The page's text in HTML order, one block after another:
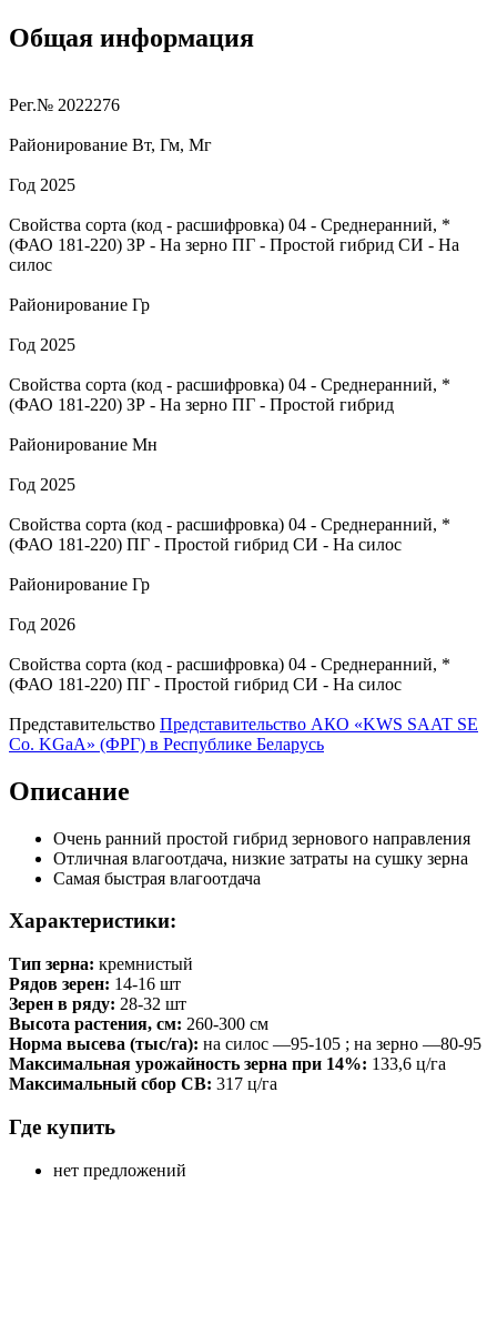
Общая информация
Рег.№ 2022276
Районирование Вт, Гм, Мг
Год 2025
Свойства сорта (код - расшифровка) 04 - Среднеранний, *
(ФАО 181-220) ЗР - На зерно ПГ - Простой гибрид СИ - На
силос
Районирование Гр
Год 2025
Свойства сорта (код - расшифровка) 04 - Среднеранний, *
(ФАО 181-220) ЗР - На зерно ПГ - Простой гибрид
Районирование Мн
Год 2025
Свойства сорта (код - расшифровка) 04 - Среднеранний, *
(ФАО 181-220) ПГ - Простой гибрид СИ - На силос
Районирование Гр
Год 2026
Свойства сорта (код - расшифровка) 04 - Среднеранний, *
(ФАО 181-220) ПГ - Простой гибрид СИ - На силос
Представительство Представительство АКО «KWS SAAT SE
Co. KGaA» (ФРГ) в Республике Беларусь
Описание
Очень ранний простой гибрид зернового направления
Отличная влагоотдача, низкие затраты на сушку зерна
Самая быстрая влагоотдача
Характеристики:
Тип зерна: кремнистый
Рядов зерен: 14-16 шт
Зерен в ряду: 28-32 шт
Высота растения, см: 260-300 см
Норма высева (тыс/га): на силос —95-105 ; на зерно —80-95
Максимальная урожайность зерна при 14%: 133,6 ц/га
Максимальный сбор СВ: 317 ц/га
Где купить
нет предложений